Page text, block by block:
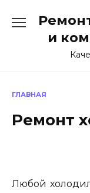
содержанию
и
ГЛАВНАЯ
Ремонт
Любой